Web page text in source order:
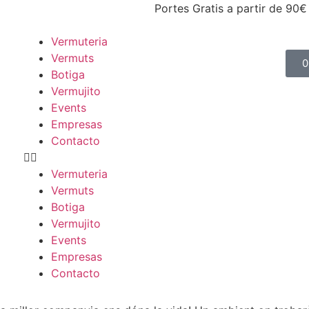
Portes Gratis a partir de 90€
Vermuteria
Vermuts
Botiga
Vermujito
Events
Empresas
Contacto
Vermuteria
Vermuts
Botiga
Vermujito
Events
Empresas
Contacto